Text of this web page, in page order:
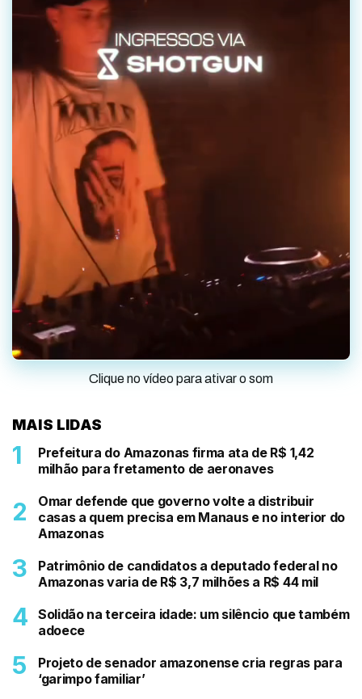
Clique no vídeo para ativar o som
MAIS LIDAS
Prefeitura do Amazonas firma ata de R$ 1,42
milhão para fretamento de aeronaves
Omar defende que governo volte a distribuir
casas a quem precisa em Manaus e no interior do
Amazonas
Patrimônio de candidatos a deputado federal no
Amazonas varia de R$ 3,7 milhões a R$ 44 mil
Solidão na terceira idade: um silêncio que também
adoece
Projeto de senador amazonense cria regras para
‘garimpo familiar’